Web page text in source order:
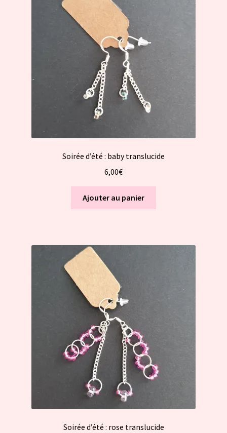
Soirée d’été : baby translucide
6,00€
Ajouter au panier
Soirée d’été : rose translucide